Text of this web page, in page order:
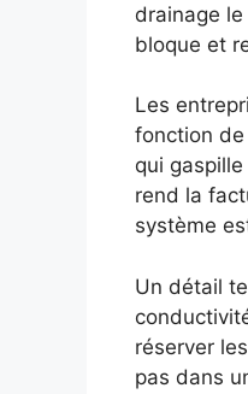
drainage
bloque et
Les
fonction de
qui
rend la
système
Un détail
réserver
pas dans